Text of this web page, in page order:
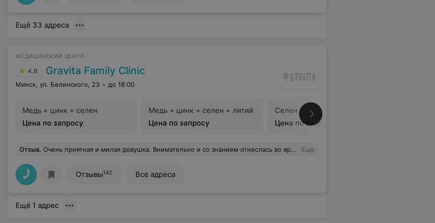
Ещё 33 адреса
МЕДИЦИНСКИЙ ЦЕНТР
4.8 Gravita Family Clinic
Минск, ул. Белинского, 23 до 18:00
Медь + цинк + селен
Цена по запросу
Медь + цинк + селен + литий
Цена по запросу
Селен
Цена по запросу
Отзыв. Очень приятная и милая девушка. Внимательно и со знанием отнеслась во время приема. Огромное спасибо. Рад, что попал к ней на прием. Еще
Отзывы142 Все адреса
Ещё 1 адрес